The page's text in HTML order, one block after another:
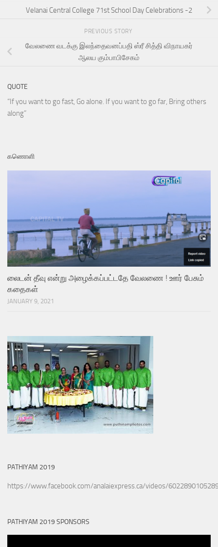
Velanai Central College 71st School Day Celebrations -2
PREVIOUS STORY
வேலணை வடக்கு இலந்தைவனப்பதி ஸ்ரீ சித்தி விநாயகர்
ஆலய கும்பாபிசேகம்
QUOTE
“If you want to go fast, Go alone. If you want to go far, Bring others
along”
கணொளி
லைடன் தீவு என்று அழைக்கப்பட்டதே வேலணை ! ஊர் பேசும்
கதைகள்
JANUARY 9, 2021
PATHIYAM 2019
https://www.facebook.com/analaiexpress.ca/videos/
PATHIYAM 2019 SPONSORS